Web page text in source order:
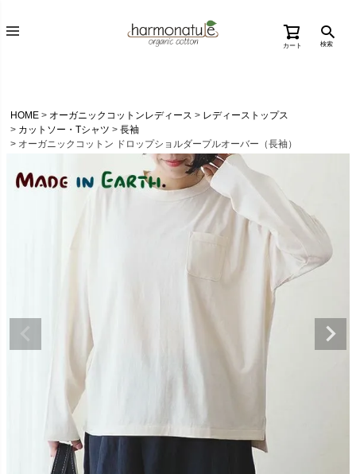
カート 検索
HOME オーガニックコットンレディース
レディーストップス
カットソー・Tシャツ
長袖
オーガニックコットン ドロップショルダープルオーバー（長袖）